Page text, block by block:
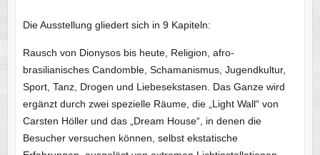
Die Ausstellung gliedert sich in 9 Kapiteln:
Rausch von Dionysos bis heute, Religion, afro-
brasilianisches Candomble, Schamanismus, Jugendkultur,
Sport, Tanz, Drogen und Liebesekstasen. Das Ganze wird
ergänzt durch zwei spezielle Räume, die „Light Wall“ von
Carsten Höller und das „Dream House“, in denen die
Besucher versuchen können, selbst ekstatische